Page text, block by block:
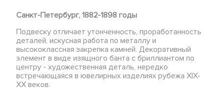
Санкт-Петербург, 1882-1898 годы
Подвеску отличает утонченность, проработанность
деталей, искусная работа по металлу и
высококлассная закрепка камней. Декоративный
элемент в виде изящного банта с бриллиантом по
центру - художественная деталь, нередко
встречающаяся в ювелирных изделиях рубежа XIX-
ХХ веков.